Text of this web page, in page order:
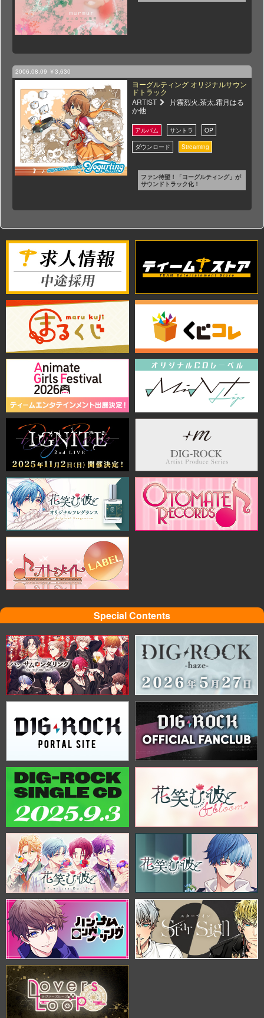
2006.08.09 ￥3,630
ヨーグルティング オリジナルサウン
ドトラック
ARTIST
片霧烈火,茶太,霜月はる
か他
ファン待望！「ヨーグルティング」が
サウンドトラック化！
Special Contents